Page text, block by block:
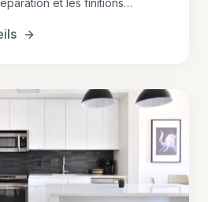
et les finitions